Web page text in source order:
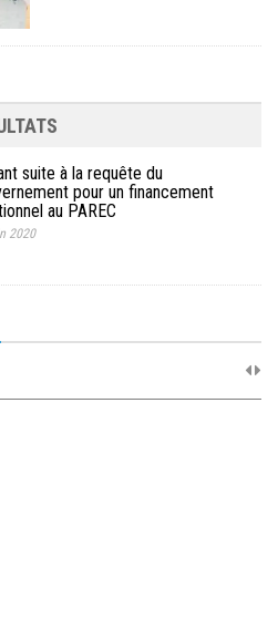
suite à la requête du
pour un financement
au PAREC
2020